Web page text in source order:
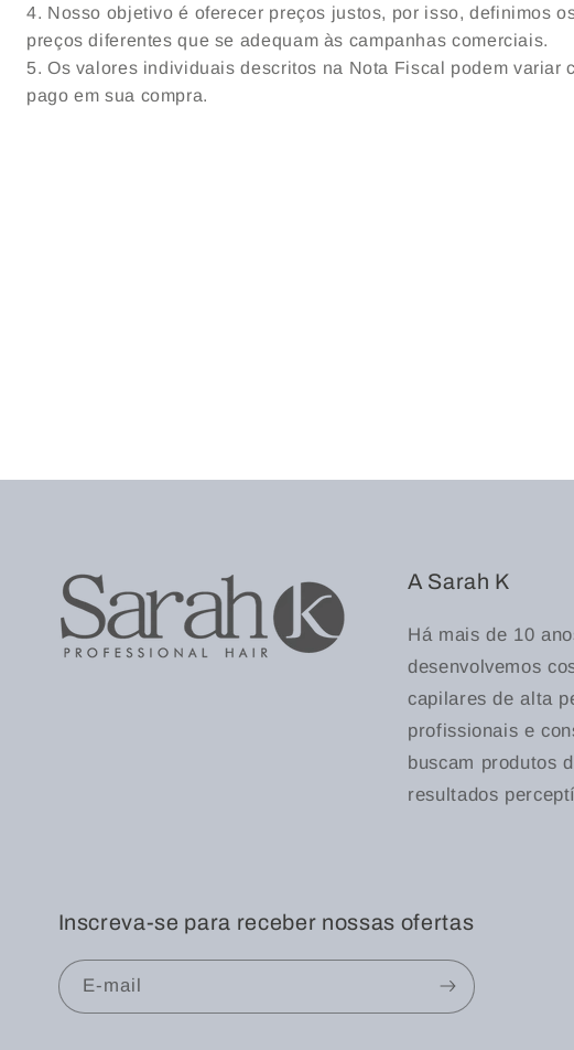
4. Nosso objetivo é oferecer preços justos, por isso, definimos
preços diferentes que se adequam às campanhas comerciais.
5. Os valores individuais descritos na Nota Fiscal podem
pago em sua compra.
A Sarah K
Há mais de 10
desenvolvemos
capilares de alta
profissionais e
buscam produtos
resultados
Inscreva-se para receber nossas ofertas
E-mail